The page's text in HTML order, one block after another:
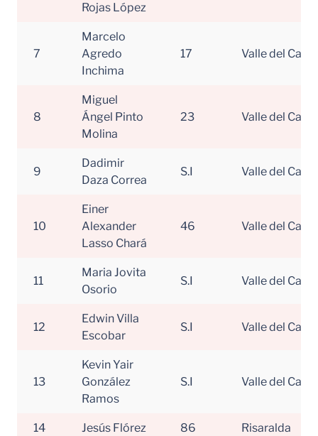
Rojas López
7
Marcelo
Agredo
Inchima
17 Valle del
8
Miguel
Ángel Pinto
Molina
23 Valle del
9
Dadimir
Daza Correa
S.I Valle del
10
Einer
Alexander
Lasso Chará
46 Valle del
11
Maria Jovita
Osorio
S.I Valle del
12
Edwin Villa
Escobar
S.I Valle del
13
Kevin Yair
González
Ramos
S.I Valle del
14 Jesús Flórez 86 Risaralda